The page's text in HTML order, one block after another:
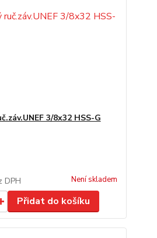
3/8x32 HSS-G
DPH Není skladem
Přidat do košíku